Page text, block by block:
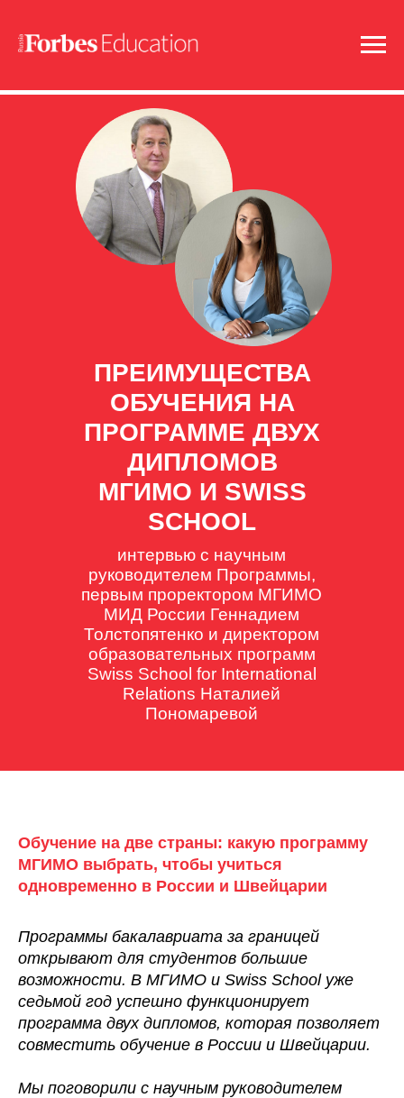
ПРЕИМУЩЕСТВА
ОБУЧЕНИЯ НА
ПРОГРАММЕ ДВУХ
ДИПЛОМОВ
МГИМО И SWISS
SCHOOL
интервью с научным
руководителем Программы,
первым проректором МГИМО
МИД России Геннадием
Толстопятенко и директором
образовательных программ
Swiss School for International
Relations Наталией
Пономаревой
Обучение на две страны: какую программу
МГИМО выбрать, чтобы учиться
одновременно в России и Швейцарии
Программы бакалавриата за границей
открывают для студентов большие
возможности. В МГИМО и Swiss School уже
седьмой год успешно функционирует
программа двух дипломов, которая позволяет
совместить обучение в России и Швейцарии.
Мы поговорили с научным руководителем